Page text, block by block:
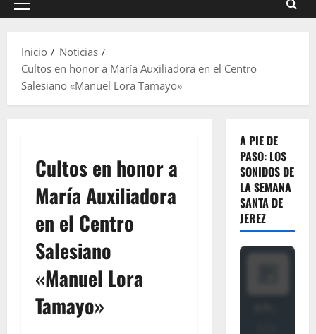
Menú
Inicio
Noticias
Cultos en honor a María Auxiliadora en el Centro
Salesiano «Manuel Lora Tamayo»
Cultos en honor a
María Auxiliadora
en el Centro
Salesiano
«Manuel Lora
Tamayo»
A PIE DE
PASO: LOS
SONIDOS DE
LA SEMANA
SANTA DE
JEREZ